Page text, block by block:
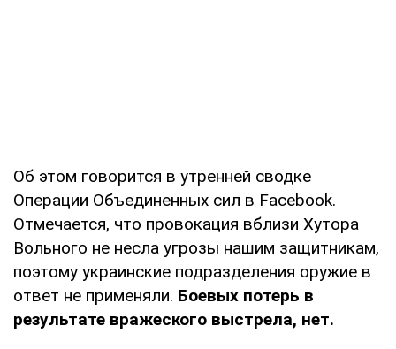
Об этом говорится в утренней сводке
Операции Объединенных сил в Facebook.
Отмечается, что провокация вблизи Хутора
Вольного не несла угрозы нашим защитникам,
поэтому украинские подразделения оружие в
ответ не применяли. Боевых потерь в
результате вражеского выстрела, нет.